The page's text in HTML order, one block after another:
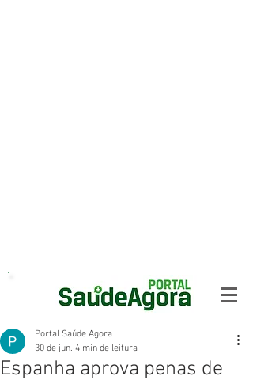
Espanha aprova penas de
Portal Saúde Agora
30 de jun. 4 min de leitura